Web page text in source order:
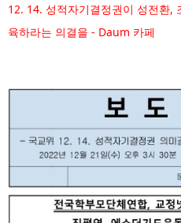
12. 14. 성적자기결정권이 성전환,
육하라는 의결을 - Daum 카페